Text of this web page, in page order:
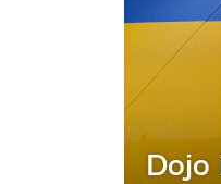
Dojo